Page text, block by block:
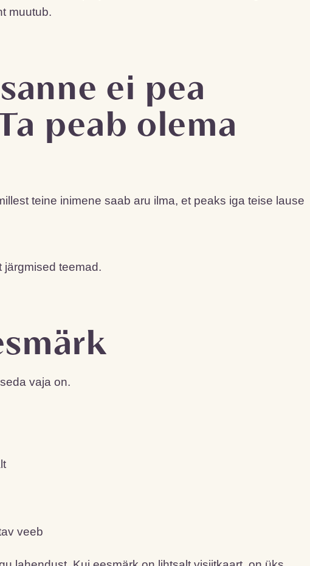
muutub.
ei pea
peab olema
teine inimene saab aru ilma, et peaks iga teise lause
teemad.
vaja on.
veeb